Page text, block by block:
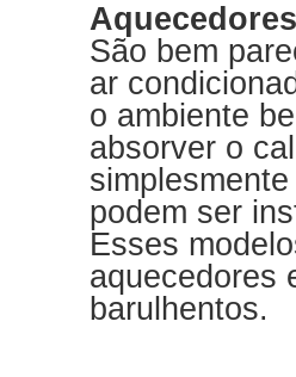
São bem
ar
o ambiente
absorver o
podem ser
Esses
aquecedores
barulhentos.